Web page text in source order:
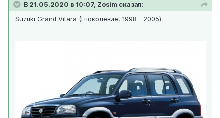
В 21.05.2020 в 10:07, Zosim сказал:
Suzuki Grand Vitara (I поколение, 1998 - 2005)